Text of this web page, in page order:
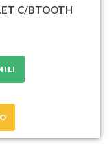
C/BTOOTH